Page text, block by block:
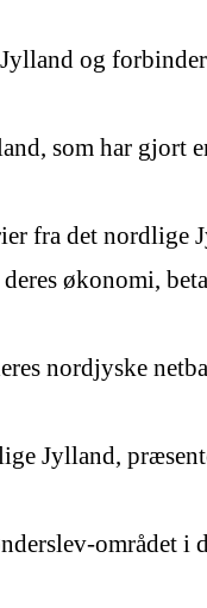
og forbinder
som har gjort
fra det nordlige
økonomi,
nordjyske
Jylland,
området i